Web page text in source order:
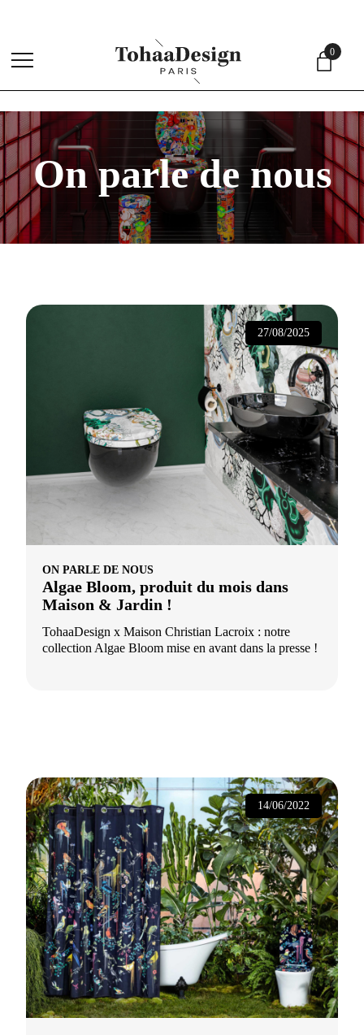
menu
0
On parle de nous
27/08/2025
ON PARLE DE NOUS
Algae Bloom, produit du mois dans
Maison & Jardin !
TohaaDesign x Maison Christian Lacroix : notre
collection Algae Bloom mise en avant dans la presse !
14/06/2022